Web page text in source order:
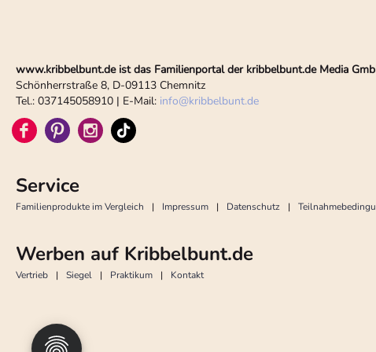
www.kribbelbunt.de ist das Familienportal der kribbelbunt.de Media
Schönherrstraße 8, D-09113 Chemnitz
Tel.: 037145058910 | E-Mail: info@kribbelbunt.de
Service
Familienprodukte im Vergleich Impressum Datenschutz
Werben auf Kribbelbunt.de
Vertrieb Siegel Praktikum Kontakt